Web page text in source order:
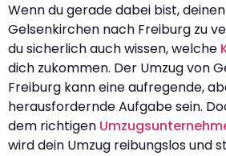
Wenn du gerade dabei bist,
Gelsenkirchen nach Freiburg zu
du sicherlich auch wissen, welche
dich zukommen. Der Umzug von
Freiburg kann eine aufregende,
herausfordernde Aufgabe sein.
dem richtigen
wird dein Umzug reibungslos und